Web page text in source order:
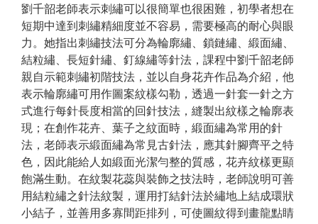
劉千韶老師表示刺繡可以很簡單也很困難，初學者想在
短期中達到刺繡精細度並不容易，需要極高的耐心與眼
力。她指出刺繡技法可分為輪廓繡、鎖鏈繡、緞面繡、
結粒繡、長短針繡、釘線繡等針法，課程中劉千韶老師
親自示範刺繡初階技法，並以自身花卉作品為介紹，他
表示輪廓繡可用作圖案紋樣勾勒，透過一針套一針之方
式進行每針長度相當的回針技法，縫製出紋樣之輪廓表
現；在創作花卉、葉子之紋面時，緞面繡為常用的針
法，老師表示緞面繡為常見古針法，應其針腳齊平之特
色，因此能給人如緞面光潔勻整的質感，花卉紋樣更顯
飽滿生動。在紋製花蕊與裝飾之技法時，老師說明可善
用結粒繡之針法紋製，運用打結針法於繡地上結成環狀
小結子，並善用多寡間距排列，可使圖紋得到畫龍點睛